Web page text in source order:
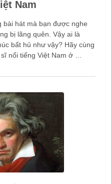
Nam
bài hát mà bạn được nghe
bị lãng quên. Vậy ai là
bất hủ như vậy? Hãy cùng
nổi tiếng Việt Nam ở …